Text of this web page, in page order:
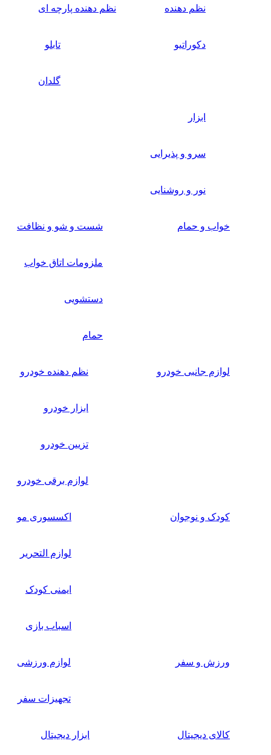
نظم دهنده نظم دهنده پارچه ای
دکوراتیو تابلو
گلدان
ابزار
سرو و پذیرایی
نور و روشنایی
خواب و حمام شست و شو و نظافت
ملزومات اتاق خواب
دستشویی
حمام
لوازم جانبی خودرو نظم دهنده خودرو
ابزار خودرو
تزیین خودرو
لوازم برقی خودرو
کودک و نوجوان اکسسوری مو
لوازم التحریر
ایمنی کودک
اسباب بازی
ورزش و سفر لوازم ورزشی
تجهیزات سفر
کالای دیجیتال ابزار دیجیتال